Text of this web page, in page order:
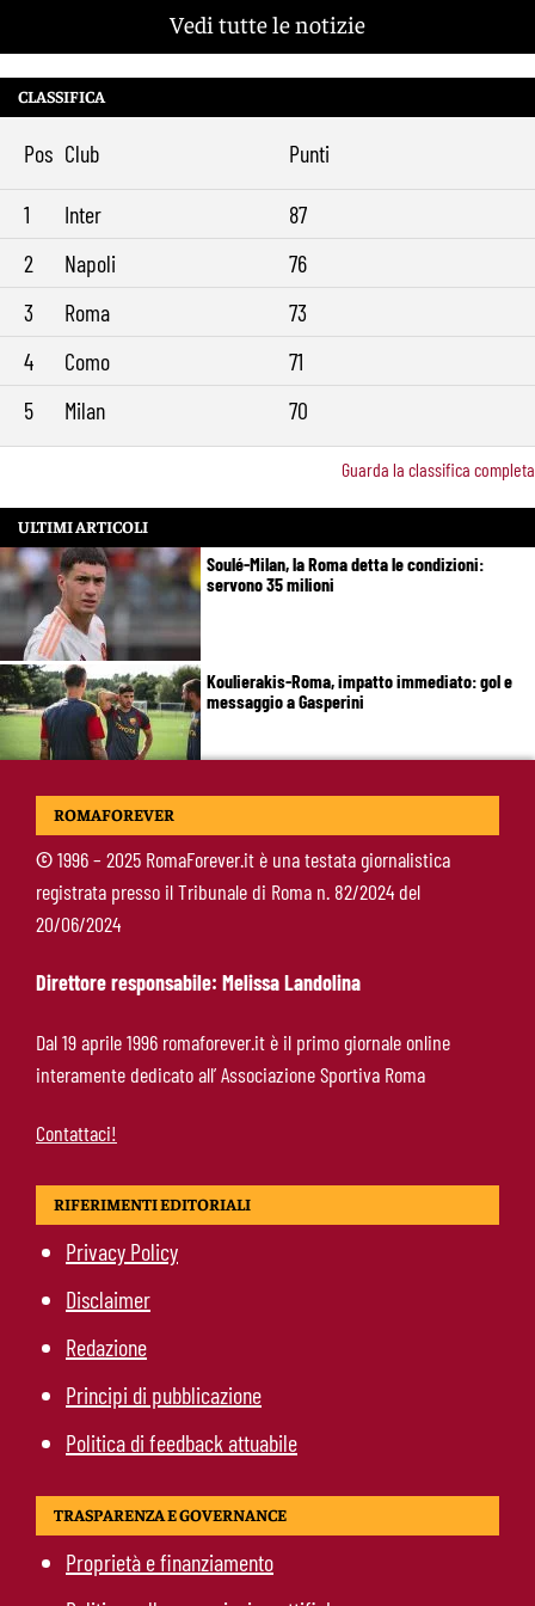
12:00
10:39 Alajbegovic, Pjanic svela il ruolo: perché il talento seguito dalla Roma
9:29
Roma, il mercato ora è nelle sue mani: dopo Molina manca soltanto
l’ala
Vedi tutte le notizie
CLASSIFICA
Pos Club Punti
1 Inter
87
2
Napoli
76
3
Roma
73
4
Como
71
5
Milan 70
Guarda la classifica completa
ULTIMI ARTICOLI
Soulé-Milan, la Roma detta le condizioni:
servono 35 milioni
Koulierakis-Roma, impatto immediato: gol e
messaggio a Gasperini
Ndicka-Roma, futuro più chiaro: il messaggio
Calciomercato Roma, Kumbulla verso il Rayo
Vallecano: via libera alle visite
ROMAFOREVER
©1996 – 2025 RomaForever.it è una testata giornalistica
registrata presso il Tribunale di Roma n. 82/2024 del
20/06/2024
Direttore responsabile: Melissa Landolina
Dal 19 aprile 1996 romaforever.it è il primo giornale online
interamente dedicato all’ Associazione Sportiva Roma
Contattaci!
RIFERIMENTI EDITORIALI
Privacy Policy
Disclaimer
Redazione
Principi di pubblicazione
Politica di feedback attuabile
TRASPARENZA E GOVERNANCE
Proprietà e finanziamento